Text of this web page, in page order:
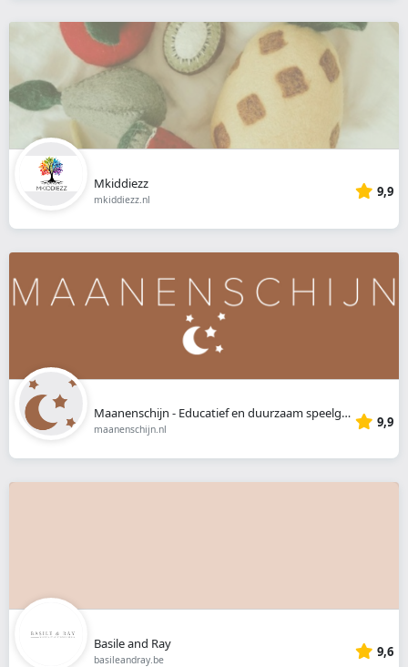
Mkiddiezz
mkiddiezz.nl 9,9
Maanenschijn - Educatief en duurzaam speelgoed
maanenschijn.nl 9,9
Basile and Ray
basileandray.be 9,6